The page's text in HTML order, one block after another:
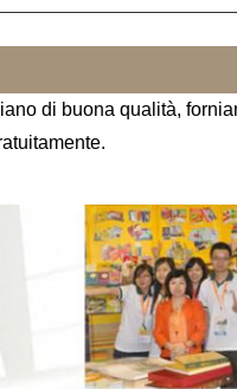
di buona qualità,